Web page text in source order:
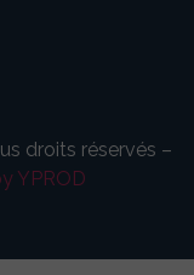
droits réservés –
YPROD